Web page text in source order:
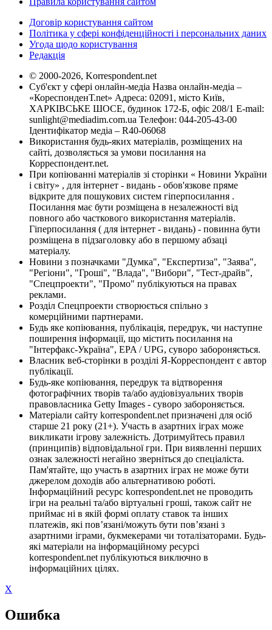
Договір користування сайтом
Політика у сфері конфіденційності і персональних даних
Угода щодо користування
Редакція
© 2000-2026, Korrespondent.net
Суб'єкт у сфері онлайн-медіа Назва онлайн-медіа –
«КореспонденТ.net» Адреса: 02091, місто Київ,
ХАРКІВСЬКЕ ШОСЕ, будинок 172-Б, офіс 208/1 E-mail:
sunlight@mediadim.com.ua Телефон: 044-205-43-00
Ідентифікатор медіа – R40-06068
Використання будь-яких матеріалів, розміщених на
сайті, дозволяється за умови посилання на
Корреспондент.net.
При копіюванні матеріалів зі сторінки « Новини України
і світу» , для інтернет - видань - обов'язкове пряме
відкрите для пошукових систем гіперпосилання .
Посилання має бути розміщена в незалежності від
повного або часткового використання матеріалів.
Гіперпосилання ( для інтернет - видань) - повинна бути
розміщена в підзаголовку або в першому абзаці
матеріалу.
Новини з позначками "Думка", "Експертиза", "Заява",
"Регіони", "Гроші", "Влада", "Вибори", "Тест-драйв",
"Спецпроекти", "Промо" публікуються на правах
реклами.
Розділ Спецпроекти створюється спільно з
комерційними партнерами.
Будь яке копіювання, публікація, передрук, чи наступне
поширення інформації, що містить посилання на
"Інтерфакс-Україна", EPA / UPG, суворо забороняється.
Власник веб-сторінки в розділі Я-Корреспондент є автор
публікації.
Будь-яке копіювання, передрук та відтворення
фотографічних творів та/або аудіовізуальних творів
правовласника Getty Images - суворо забороняється.
Матеріали сайту korrespondent.net призначені для осіб
старше 21 року (21+). Участь в азартних іграх може
викликати ігрову залежність. Дотримуйтесь правил
(принципів) відповідальної гри. При виявленні перших
ознак залежності негайно зверніться до спеціаліста.
Пам'ятайте, що участь в азартних іграх не може бути
джерелом доходів або альтернативою роботі.
Інформаційний ресурс korrespondent.net не проводить
ігри на реальні та/або віртуальні гроші, також сайт не
приймає ні в якій формі оплату ставок та інших
платежів, які пов’язані/можуть бути пов’язані з
азартними іграми, букмекерами чи тоталізаторами. Будь-
які матеріали на інформаційному ресурсі
korrespondent.net публікуються виключно в
інформаційних цілях.
X
Ошибка